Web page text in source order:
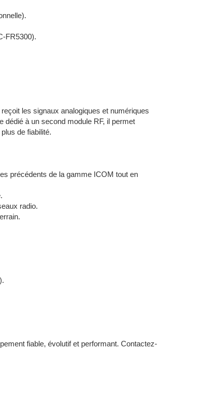
FR5300).
les signaux analogiques et numériques
à un second module RF, il permet
de fiabilité.
précédents de la gamme ICOM tout en
radio.
fiable, évolutif et performant. Contactez-